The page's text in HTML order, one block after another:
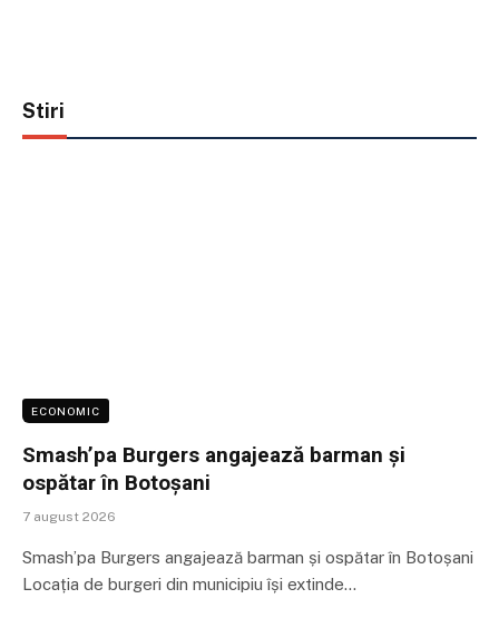
Stiri
ECONOMIC
Smash’pa Burgers angajează barman și
ospătar în Botoșani
7 august 2026
Smash’pa Burgers angajează barman și ospătar în Botoșani
Locația de burgeri din municipiu își extinde…